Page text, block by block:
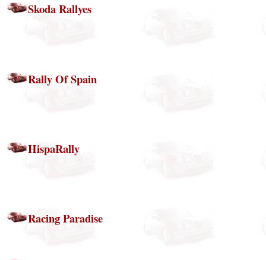
Skoda Rallyes
Rally Of Spain
HispaRally
Racing Paradise